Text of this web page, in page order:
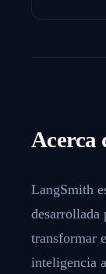
Acerca
LangSmith
desarrollada
transformar
inteligencia